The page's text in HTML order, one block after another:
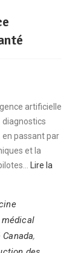
artificielle
diagnostics
en passant par
et la
Lire la
,